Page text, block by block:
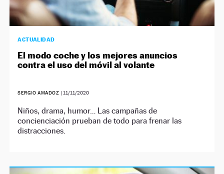
ACTUALIDAD
El modo coche y los mejores anuncios
contra el uso del móvil al volante
SERGIO AMADOZ | 11/11/2020
Niños, drama, humor… Las campañas de
concienciación prueban de todo para frenar las
distracciones.